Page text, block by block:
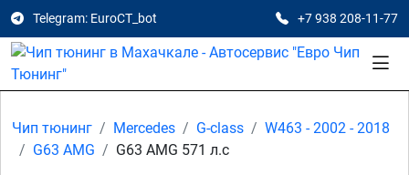
Telegram: EuroCT_bot +7 938 208-11-77
Чип тюнинг Mercedes G-class
W463 - 2002 - 2018
G63 AMG
G63 AMG 571 л.с